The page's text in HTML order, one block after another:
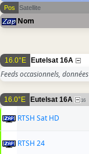
Pos Satellite
Nom
16.0°E Eutelsat 16A
Feeds occasionnels,
16.0°E Eutelsat 16A 16
RTSH Sat HD
RTSH 24